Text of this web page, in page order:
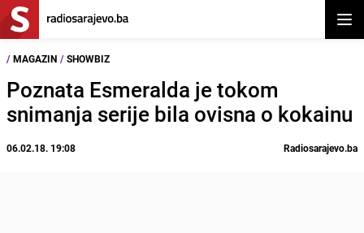
/ MAGAZIN / SHOWBIZ
Poznata Esmeralda je tokom
snimanja serije bila ovisna o kokainu
06.02.18. 19:08 Radiosarajevo.ba